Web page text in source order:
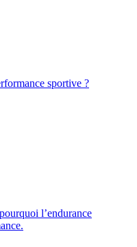
sportive ?
l’endurance